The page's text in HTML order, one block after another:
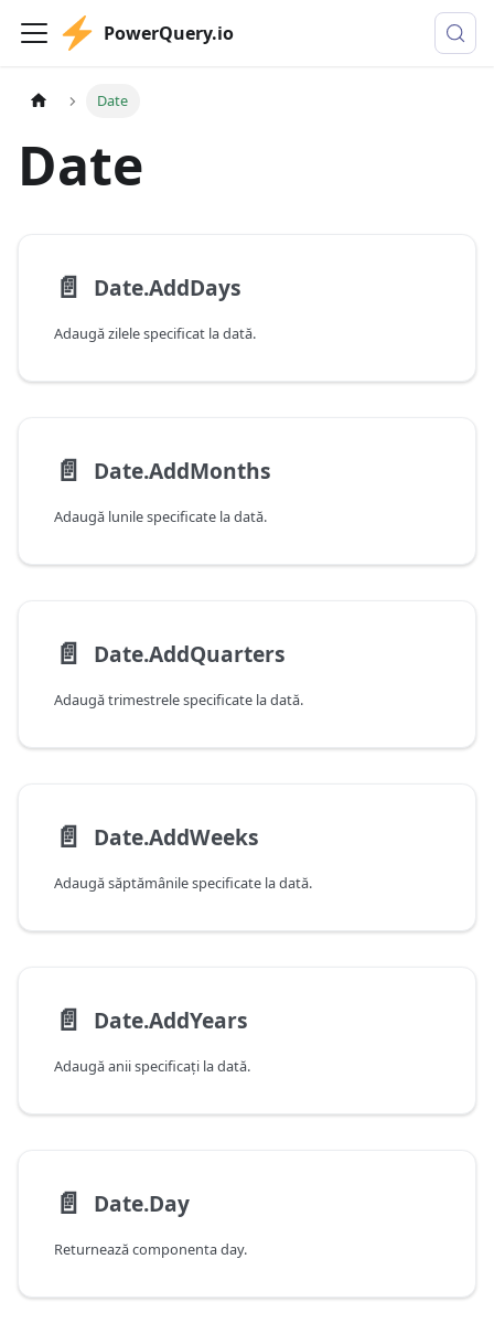
PowerQuery.io
Date
Date
📄️ Date.AddDays
Adaugă zilele specificat la dată.
📄️ Date.AddMonths
Adaugă lunile specificate la dată.
📄️ Date.AddQuarters
Adaugă trimestrele specificate la dată.
📄️ Date.AddWeeks
Adaugă săptămânile specificate la dată.
📄️ Date.AddYears
Adaugă anii specificaţi la dată.
📄️ Date.Day
Returnează componenta day.